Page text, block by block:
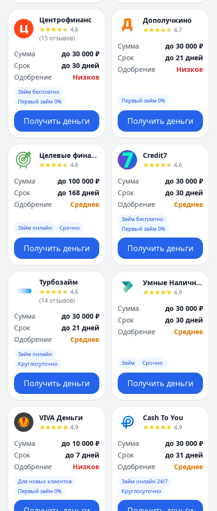
Центрофинанс
4.6
(15 отзывов)
Сумма
до 30 000 ₽
Срок
до 30 дней
Одобрение
Низкое
Займ бесплатно
Первый займ 0%
Получить деньги
Дополучкино
4.7
Сумма
до 30 000 ₽
Срок
до 21 дней
Одобрение
Низкое
Первый займ 0%
Получить деньги
Целевые финансы
4.6
Сумма
до 100 000 ₽
Срок
до 168 дней
Одобрение
Среднее
Займ онлайн Срочно
Получить деньги
Credit7
4.6
Сумма
до 30 000 ₽
Срок
до 30 дней
Одобрение
Среднее
Займ бесплатно
Первый займ 0%
Получить деньги
Турбозайм
4.6
(14отзывов)
Сумма
до 30 000 ₽
Срок
до 21 дней
Одобрение
Среднее
Займ онлайн
Круглосуточно
Получить деньги
Умные Наличные
4.9
Сумма
до 30 000 ₽
Срок
до 30 дней
Одобрение
Среднее
Займ Срочно
Получить деньги
VIVA Деньги
4.9
Сумма
до 10 000 ₽
Срок
до 7 дней
Одобрение
Низкое
Для новых клиентов
Первый займ 0%
Cash To You
4.9
Сумма
до 30 000 ₽
Срок
до 31 дней
Одобрение
Среднее
Займ онлайн 24/7
Круглосуточно